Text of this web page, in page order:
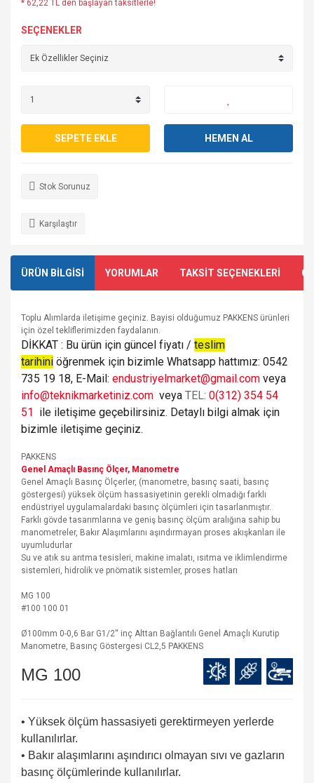
* 62,22 TL den başlayan taksitlerle!
SEÇENEKLER
SEPETE EKLE HEMEN AL
Stok Sorunuz
Karşılaştır
ÜRÜN BİLGİSİ YORUMLAR TAKSİT SEÇENEKLERİ
Toplu Alımlarda iletişime geçiniz. Bayisi olduğumuz PAKKENS ürünleri
için özel tekliflerimizden faydalanın.
DİKKAT : Bu ürün için güncel fiyatı / teslim
tarihini öğrenmek için bizimle Whatsapp hattımız: 0542
735 19 18, E-Mail: endustriyelmarket@gmail.com veya
info@teknikmarketiniz.com veya TEL: 0(312) 354 54
51 ile iletişime geçebilirsiniz. Detaylı bilgi almak için
bizimle iletişime geçiniz.
PAKKENS
Genel Amaçlı Basınç Ölçer, Manometre
Genel Amaçlı Basınç Ölçerler, (manometre, basınç saati, basınç
göstergesi) yüksek ölçüm hassasiyetinin gerekli olmadığı farklı
endüstriyel uygulamalardaki basınç ölçümleri için tasarlanmıştır.
Farklı gövde tasarımlarına ve geniş basınç ölçüm aralığına sahip bu
manometreler, Bakır Alaşımlarını aşındırmayan proses akışkanları ile
uyumludurlar
Su ve atık su arıtma tesisleri, makine imalatı, ısıtma ve iklimlendirme
sistemleri, hidrolik ve pnömatik sistemler, proses hatları
MG 100
#100 100 01
Ø100mm 0-0,6 Bar G1/2'' inç Alttan Bağlantılı Genel Amaçlı Kurutip
Manometre, Basınç Göstergesi CL2,5 PAKKENS
MG 100
• Yüksek ölçüm hassasiyeti gerektirmeyen yerlerde
kullanılırlar.
• Bakır alaşımlarını aşındırıcı olmayan sıvı ve gazların
basınç ölçümlerinde kullanılırlar.